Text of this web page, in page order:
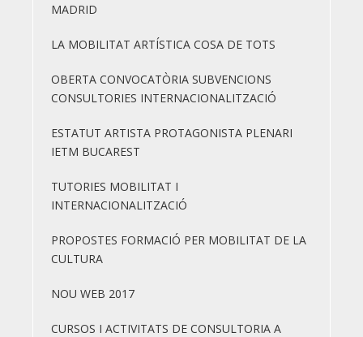
MADRID
LA MOBILITAT ARTÍSTICA COSA DE TOTS
OBERTA CONVOCATÒRIA SUBVENCIONS
CONSULTORIES INTERNACIONALITZACIÓ
ESTATUT ARTISTA PROTAGONISTA PLENARI
IETM BUCAREST
TUTORIES MOBILITAT I
INTERNACIONALITZACIÓ
PROPOSTES FORMACIÓ PER MOBILITAT DE LA
CULTURA
NOU WEB 2017
CURSOS I ACTIVITATS DE CONSULTORIA A